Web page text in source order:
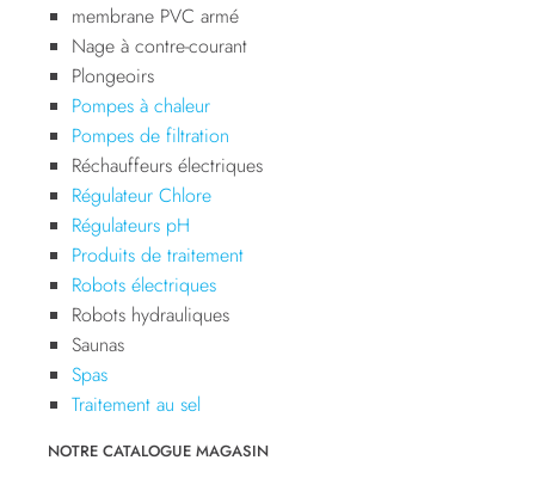
membrane PVC armé
Nage à contre-courant
Plongeoirs
Pompes à chaleur
Pompes de filtration
Réchauffeurs électriques
Régulateur Chlore
Régulateurs pH
Produits de traitement
Robots électriques
Robots hydrauliques
Saunas
Spas
Traitement au sel
NOTRE CATALOGUE MAGASIN